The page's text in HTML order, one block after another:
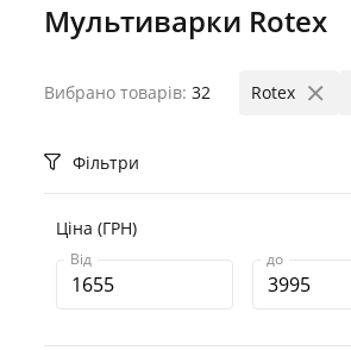
Мультиварки Rotex
Вибрано товарів: 32 Rotex
Фільтри
Ціна (ГРН)
Від до